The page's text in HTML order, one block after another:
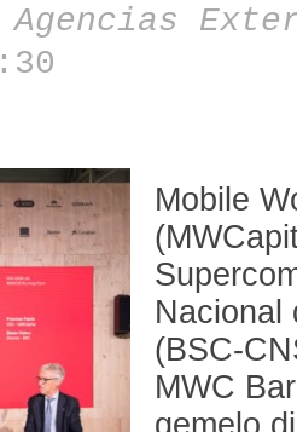
Agencias
Mobile
Nacional
(BSC-
MWC
gemelo